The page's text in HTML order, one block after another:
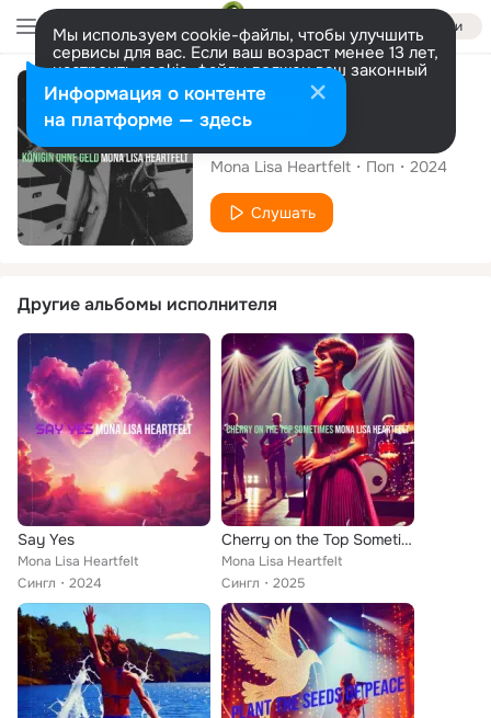
Войти
Мы используем cookie-файлы, чтобы улучшить
сервисы для вас. Если ваш возраст менее 13 лет,
настроить cookie-файлы должен ваш законный
представитель. Больше информации
Разрешить все Настроить
Сингл
Königin Ohne Geld
Mona Lisa Heartfelt Поп 2024
Слушать
Другие альбомы исполнителя
Say Yes
Mona Lisa Heartfelt
Сингл
2024
Cherry on the Top Sometimes
Mona Lisa Heartfelt
Сингл
2025
Информация о контенте
на платформе — здесь